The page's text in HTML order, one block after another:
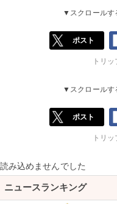
▼スクロールす
ポスト
トリ
▼スクロールす
ポスト
トリ
読み込めませんでした
ニュースランキング